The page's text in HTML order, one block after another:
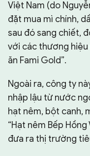
Việt Nam (do
đặt mua mì chính,
sau đó sang chiết,
với các thương hiệu
ăn Fami Gold”.
Ngoài ra, công ty
nhập lậu từ nước
hạt nêm, bột canh,
“Hạt nêm Bếp Hồng
đưa ra thị trường